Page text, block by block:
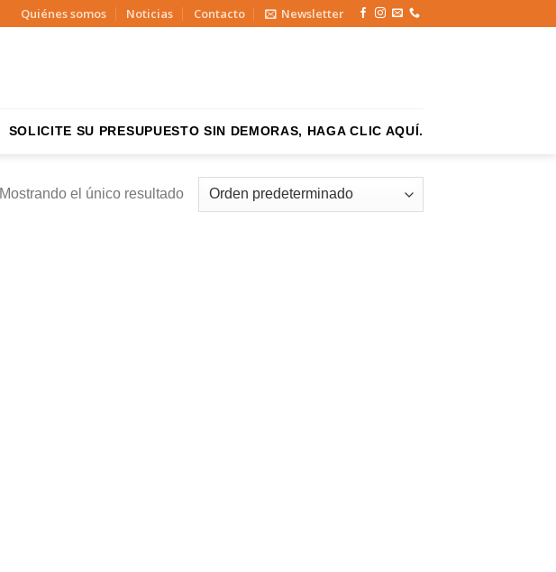
Quiénes somos Noticias Contacto Newsletter
SOLICITE SU PRESUPUESTO SIN DEMORAS, HAGA CLIC AQUÍ.
Mostrando el único resultado